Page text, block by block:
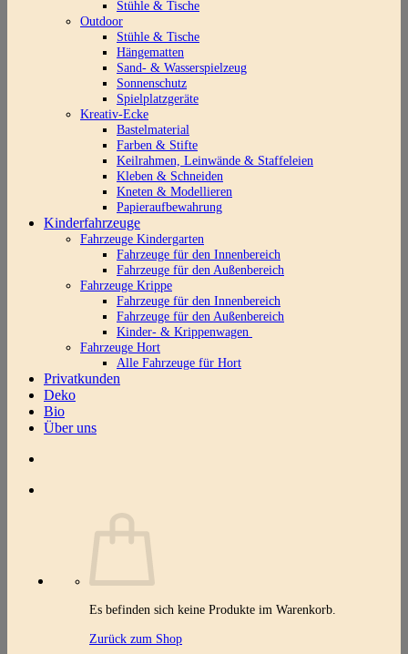
Stühle & Tische
Outdoor
Stühle & Tische
Hängematten
Sand- & Wasserspielzeug
Sonnenschutz
Spielplatzgeräte
Kreativ-Ecke
Bastelmaterial
Farben & Stifte
Keilrahmen, Leinwände & Staffeleien
Kleben & Schneiden
Kneten & Modellieren
Papieraufbewahrung
Kinderfahrzeuge
Fahrzeuge Kindergarten
Fahrzeuge für den Innenbereich
Fahrzeuge für den Außenbereich
Fahrzeuge Krippe
Fahrzeuge für den Innenbereich
Fahrzeuge für den Außenbereich
Kinder- & Krippenwagen
Fahrzeuge Hort
Alle Fahrzeuge für Hort
Privatkunden
Deko
Bio
Über uns
Es befinden sich keine Produkte im Warenkorb.
Zurück zum Shop